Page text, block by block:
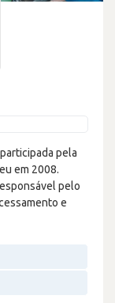
pela
em 2008.
pelo
e